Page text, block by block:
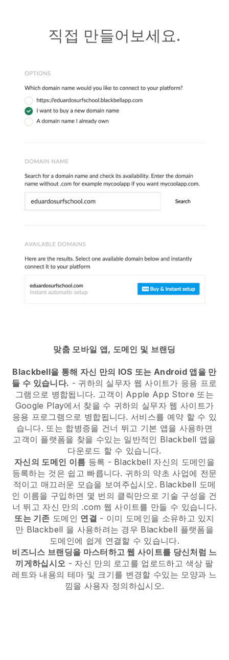
직접 만들어보세요.
맞춤 모바일 앱, 도메인 및 브랜딩
Blackbell을 통해 자신 만의 IOS 또는 Android 앱을 만
들 수 있습니다. - 귀하의 실무자 웹 사이트가 응용 프로
그램으로 병합됩니다. 고객이 Apple App Store 또는
Google Play에서 찾을 수 귀하의 실무자 웹 사이트가
응용 프로그램으로 병합됩니다. 서비스를 예약 할 수 있
습니다. 또는 합병증을 건너 뛰고 기본 앱을 사용하면
고객이 플랫폼을 찾을 수있는 일반적인 Blackbell 앱을
다운로드 할 수 있습니다.
자신의 도메인 이름 등록 - Blackbell 자신의 도메인을
등록하는 것은 쉽고 빠릅니다. 귀하의 약초 사업에 전문
적이고 매끄러운 모습을 보여주십시오. Blackbell 도메
인 이름을 구입하면 몇 번의 클릭만으로 기술 구성을 건
너 뛰고 자신 만의 .com 웹 사이트를 만들 수 있습니다.
또는 기존 도메인 연결 - 이미 도메인을 소유하고 있지
만 Blackbell 을 사용하려는 경우 Blackbell 플랫폼을
도메인에 쉽게 연결할 수 있습니다.
비즈니스 브랜딩을 마스터하고 웹 사이트를 당신처럼 느
끼게하십시오 - 자신 만의 로고를 업로드하고 색상 팔
레트와 내용의 테마 및 크기를 변경할 수있는 모양과 느
낌을 사용자 정의하십시오.